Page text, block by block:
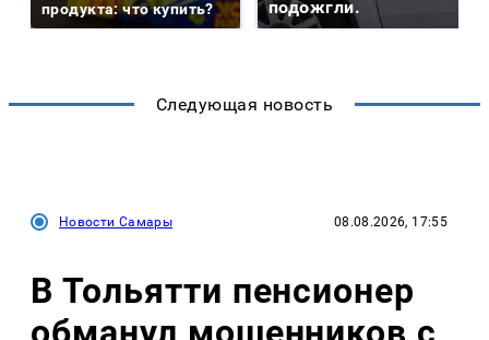
продукта: что купить?
подожгли.
Следующая новость
Новости Самары 08.08.2026, 17:55
В Тольятти пенсионер